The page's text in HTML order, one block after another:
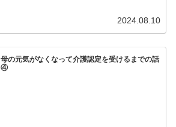
2024.08.10
母の元気がなくなって介護認定を受けるまでの話
④